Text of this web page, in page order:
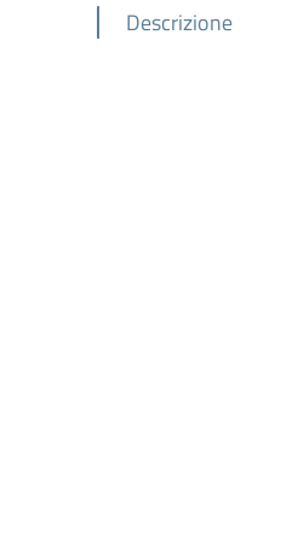
Descrizione